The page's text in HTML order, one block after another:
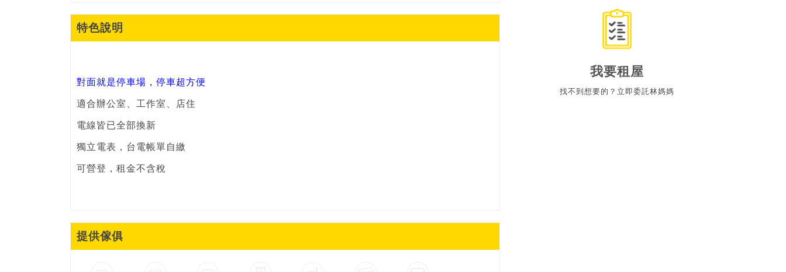
特色說明
對面就是停車場，停車超方便
適合辦公室、工作室、店住
電線皆已全部換新
獨立電表，台電帳單自繳
可營登，租金不含稅
提供傢俱
我要租屋
找不到想要的？立即委託林媽媽